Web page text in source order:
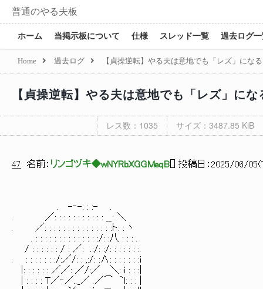
普通のやる夫板
ホーム 当掲示板について 仕様 スレッド一覧 過去ログ
Home 過去ログ 【貞操逆転】やる夫は意地でも「レズ」にな
【貞操逆転】やる夫は意地でも「レズ」に
レス数：1035 サイズ：3487.85 KiB
47 名前： リンゴヅキ◆wNYRbXGGMeqB ] 投稿日： 2025/06/
. -‐-: : :- .
. ／: : : : : : : : : : : __: ＼
. ／: : : : : : : : : : : : : : :ト: : ヽ
. : : : : : : : : : : : : : :/: :八 : : : .
/ : : : : : : / : ／: .:/: :/: : : : : : :.
. : : : : : : :/:／/: : ,:/: :∧: : : : : : :i
|: : : : : : ／／: ／/:／ ＼: i : : :|
| : : : : T／‐／.._／ .／⌒ `l: : : |